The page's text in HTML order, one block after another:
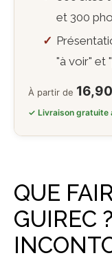
et 300
"à voir" et
À partir de
✓ Livraison gratuite
QUE
GUIREC